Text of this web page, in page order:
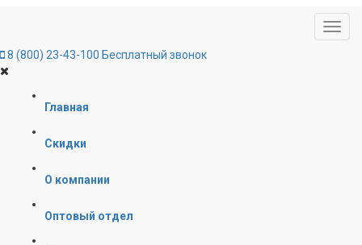
8 (800) 23-43-100 Бесплатный звонок
Главная
Скидки
О компании
Оптовый отдел